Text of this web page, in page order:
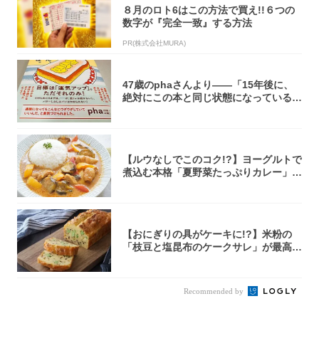
８月のロト6はこの方法で買え!!６つの
数字が『完全一致』する方法
PR(株式会社MURA)
47歳のphaさんより――「15年後に、
絶対にこの本と同じ状態になっている自
【ルウなしでこのコク!?】ヨーグルトで
煮込む本格「夏野菜たっぷりカレー」作
【おにぎりの具がケーキに!?】米粉の
「枝豆と塩昆布のケークサレ」が最高♡
Recommended by